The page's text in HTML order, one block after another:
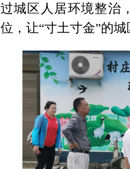
过城区人居环境整治
位，让“寸土寸金”的